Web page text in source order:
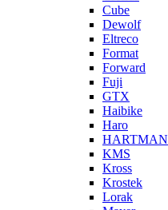
Cube
Dewolf
Eltreco
Format
Forward
Fuji
GTX
Haibike
Haro
HARTMAN
KMS
Kross
Krostek
Lorak